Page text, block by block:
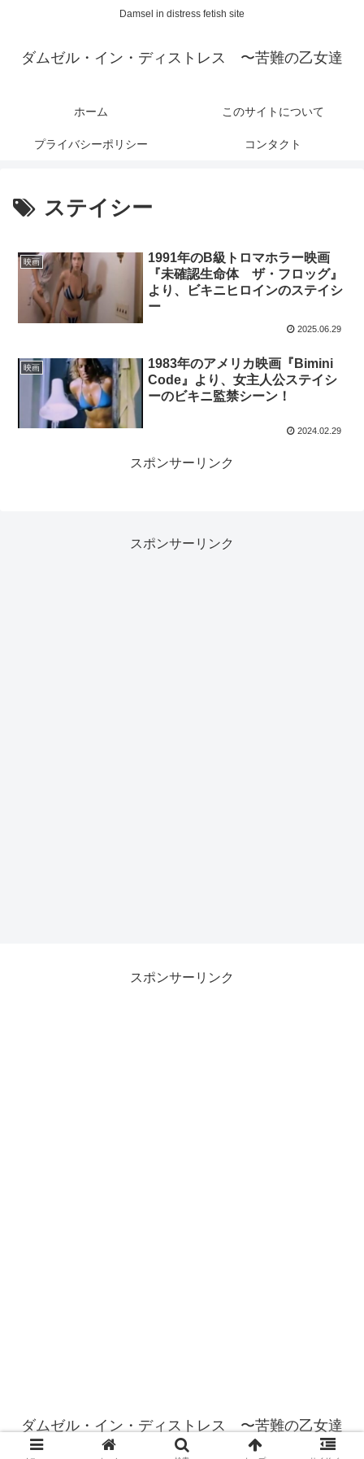
Damsel in distress fetish site
ダムゼル・イン・ディストレス 〜苦難の乙女達
ホーム このサイトについて
プライバシーポリシー コンタクト
ステイシー
映画
1991年のB級トロマホラー映画
『未確認生命体 ザ・フロッグ』
より、ビキニヒロインのステイシ
ー
2025.06.29
映画
1983年のアメリカ映画『Bimini
Code』より、女主人公ステイシ
ーのビキニ監禁シーン！
2024.02.29
スポンサーリンク
スポンサーリンク
スポンサーリンク
ダムゼル・イン・ディストレス 〜苦難の乙女達
© 2022 ダムゼル・イン・ディストレス 〜苦難の乙女達.